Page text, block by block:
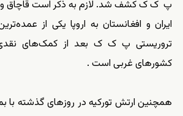
پ ک ک کشف شد. لازم به ذکر است قاچاق و
ایران و افغانستان به اروپا یکی از
تروریستی پ ک ک بعد از کمک‌های
کشورهای غربی است .
همچنین ارتش تورکیه در روزهای گذشته با